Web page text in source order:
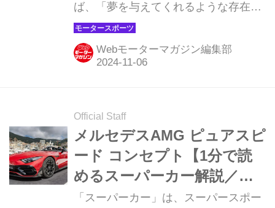
ば、「夢を与えてくれるような存在」
だ。ここでは、国内外のそんな魅力あ
るモデルたちを簡単に紹介していこ
う。今回は、フェラーリ
Webモーターマガジン編集部
Official Staff
メルセデスAMG ピュアスピ
ード コンセプト【1分で読
めるスーパーカー解説／
2024年最新版】
「スーパーカー」は、スーパースポー